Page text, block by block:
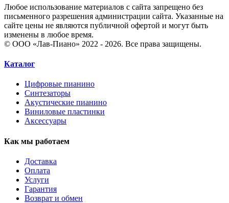
Любое использование материалов с сайта запрещено без
письменного разрешения администрации сайта. Указанные на
сайте цены не являются публичной офертой и могут быть
изменены в любое время.
© ООО «Лав-Пиано» 2022 - 2026. Все права защищены.
Каталог
Цифровые пианино
Синтезаторы
Акустические пианино
Виниловые пластинки
Аксессуары
Как мы работаем
Доставка
Оплата
Услуги
Гарантия
Возврат и обмен